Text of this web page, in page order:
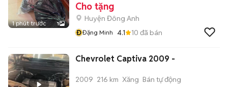
1 phút trước 1
Cho tặng
Huyện Đông Anh
ĐĐặng Minh 4.1 10 đã bán
Chevrolet Captiva 2009 -
2009 216 km Xăng Bán tự động